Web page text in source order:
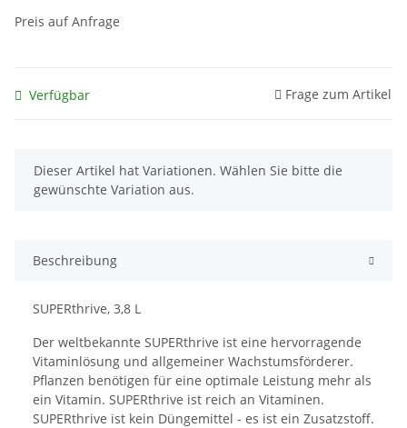
Preis auf Anfrage
Verfügbar Frage zum Artikel
x
Dieser Artikel hat Variationen. Wählen Sie bitte die
gewünschte Variation aus.
Beschreibung
SUPERthrive, 3,8 L
Der weltbekannte SUPERthrive ist eine hervorragende
Vitaminlösung und allgemeiner Wachstumsförderer.
Pflanzen benötigen für eine optimale Leistung mehr als
ein Vitamin. SUPERthrive ist reich an Vitaminen.
SUPERthrive ist kein Düngemittel - es ist ein Zusatzstoff.